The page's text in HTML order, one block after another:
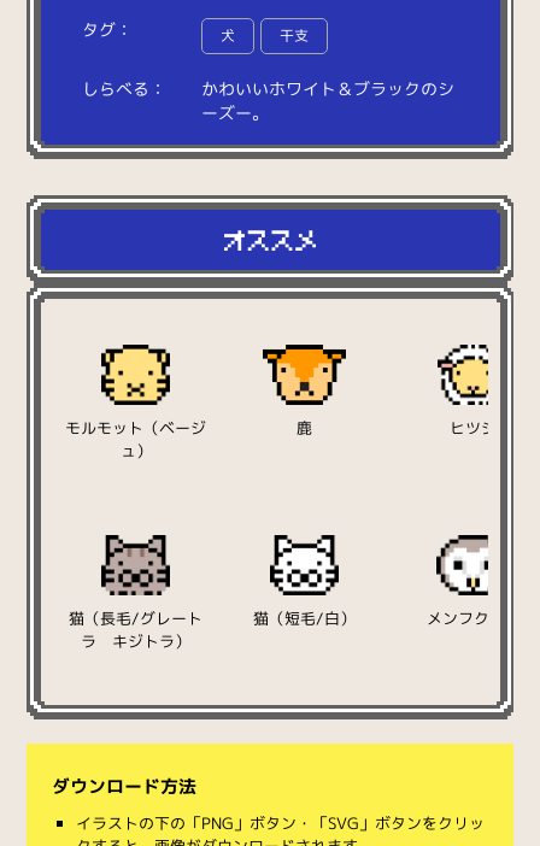
タグ：
犬 干支
しらべる： かわいいホワイ ト ＆ブラ ッ クのシ
ーズー。
モルモット（ベージ
ュ）
鹿 ヒツジ
猫（長毛/グレート
ラ キジトラ）
猫（短毛/白） メンフクロウ
ダウンロード方法
イラストの下の「PNG」ボタン・「SVG」ボタンをクリッ